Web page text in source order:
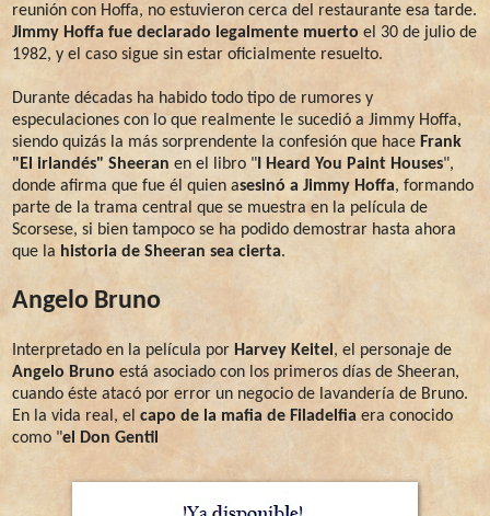
reunión con Hoffa, no estuvieron cerca del restaurante esa tarde.
Jimmy Hoffa fue declarado legalmente muerto el 30 de julio de
1982, y el caso sigue sin estar oficialmente resuelto.
Durante décadas ha habido todo tipo de rumores y
especulaciones con lo que realmente le sucedió a Jimmy Hoffa,
siendo quizás la más sorprendente la confesión que hace Frank
"El irlandés" Sheeran en el libro " I Heard You Paint Houses",
donde afirma que fue él quien asesinó a Jimmy Hoffa, formando
parte de la trama central que se muestra en la película de
Scorsese, si bien tampoco se ha podido demostrar hasta ahora
que la historia de Sheeran sea cierta.
Angelo Bruno
Interpretado en la película por Harvey Keitel , el personaje de
Angelo Bruno está asociado con los primeros días de Sheeran,
cuando éste atacó por error un negocio de lavandería de Bruno.
En la vida real, el capo de la mafia de Filadelfia era conocido
como "el Don Gentil